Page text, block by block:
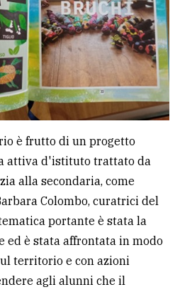
è frutto di un progetto
attiva d'istituto trattato da
alla secondaria, come
Colombo, curatrici del
portante è stata la
è stata affrontata in modo
territorio e con azioni
agli alunni che il